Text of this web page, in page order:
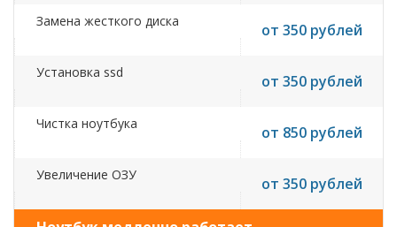
Замена жесткого диска от 350 рублей
Установка ssd от 350 рублей
Чистка ноутбука от 850 рублей
Увеличение ОЗУ от 350 рублей